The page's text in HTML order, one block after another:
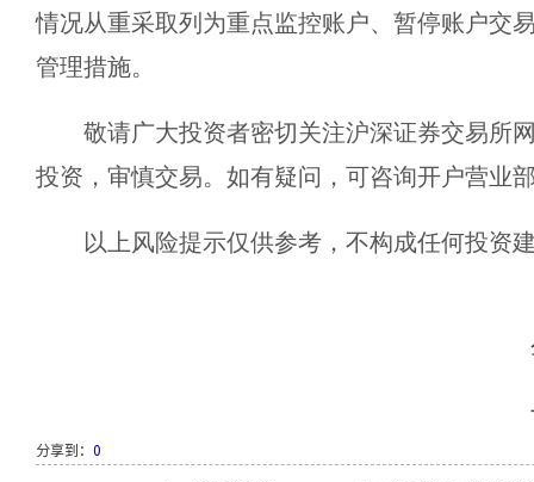
情况从重采取列为重点监控账户、暂停账户交
管理措施。
敬请广大投资者密切关注沪深证券交易所
投资，审慎交易。如有疑问，可咨询开户营业
以上风险提示仅供参考，不构成任何投资
分享到： 0